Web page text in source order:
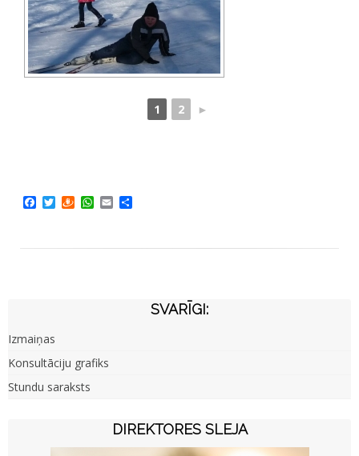
1 2 ►
Facebook
TwitterDraugiem
WhatsApp
Email
SVARĪGI:
Izmaiņas
Konsultāciju grafiks
Stundu saraksts
DIREKTORES SLEJA